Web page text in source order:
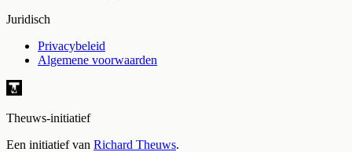
Juridisch
Privacybeleid
Algemene voorwaarden
Theuws-initiatief
Een initiatief van Richard Theuws.